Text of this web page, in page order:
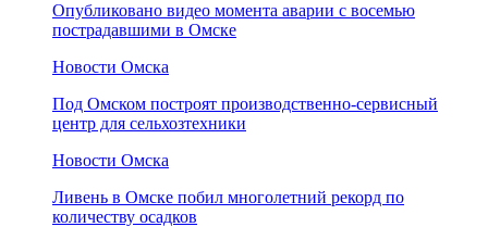
Опубликовано видео момента аварии с восемью
пострадавшими в Омске
Новости Омска
Под Омском построят производственно-сервисный
центр для сельхозтехники
Новости Омска
Ливень в Омске побил многолетний рекорд по
количеству осадков